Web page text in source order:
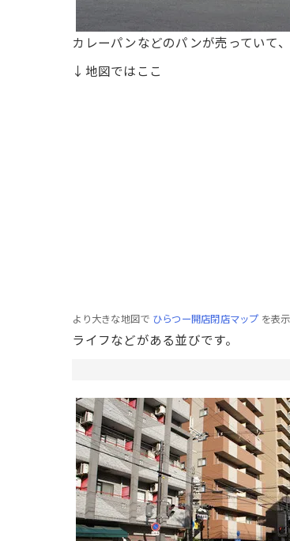
カレーパンなどのパンが売っていて
↓地図ではここ
より大きな地図で ひらつー開店閉店マップ を表示
ライフなどがある並びです。